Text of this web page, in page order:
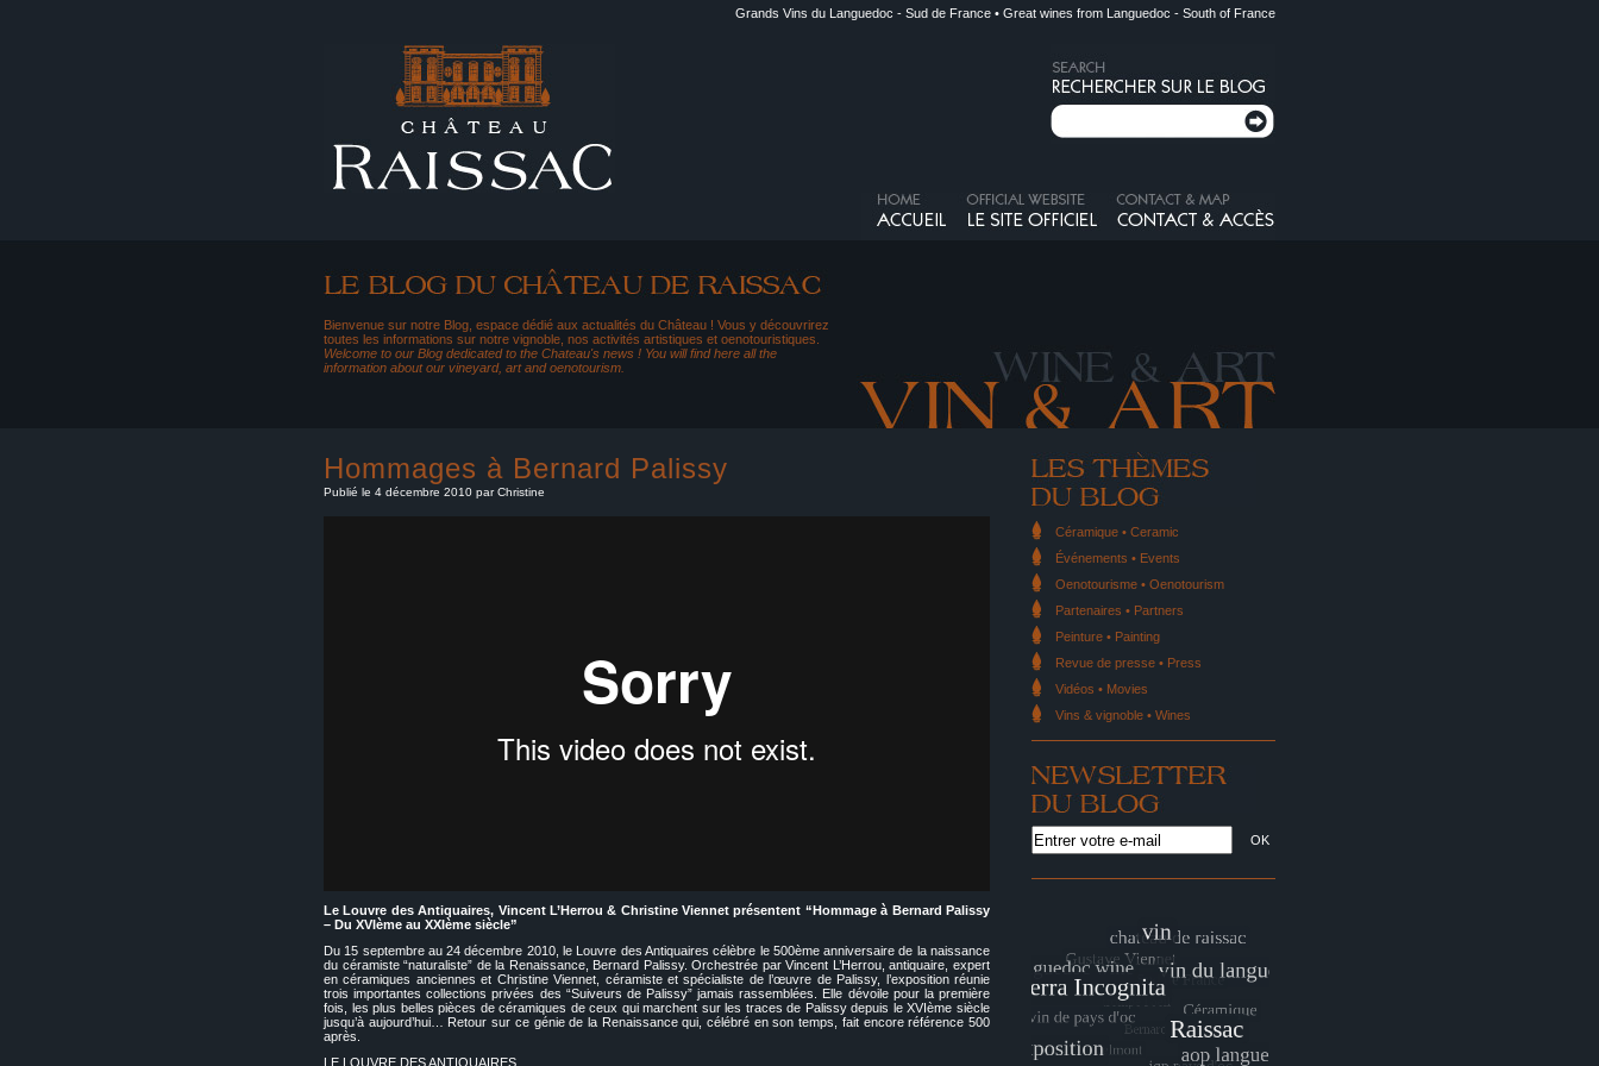
Grands Vins du Languedoc - Sud de France • Great wines from Languedoc - South of France
Bienvenue sur notre Blog, espace dédié aux actualités du Château ! Vous y découvrirez
toutes les informations sur notre vignoble, nos activités artistiques et oenotouristiques.
Welcome to our Blog dedicated to the Chateau's news ! You will find here all the
information about our vineyard, art and oenotourism.
Hommages à Bernard Palissy
Publié le 4 décembre 2010 par Christine
Le Louvre des Antiquaires, Vincent L’Herrou & Christine Viennet présentent “Hommage à Bernard Palissy
– Du XVIème au XXIème siècle”
Du 15 septembre au 24 décembre 2010, le Louvre des Antiquaires célèbre le 500ème anniversaire de la naissance
du céramiste “naturaliste” de la Renaissance, Bernard Palissy. Orchestrée par Vincent L’Herrou, antiquaire, expert
en céramiques anciennes et Christine Viennet, céramiste et spécialiste de l’œuvre de Palissy, l’exposition réunie
trois importantes collections privées des “Suiveurs de Palissy” jamais rassemblées. Elle dévoile pour la première
fois, les plus belles pièces de céramiques de ceux qui marchent sur les traces de Palissy depuis le XVIème siècle
jusqu’à aujourd’hui… Retour sur ce génie de la Renaissance qui, célébré en son temps, fait encore référence 500
après.
LE LOUVRE DES ANTIQUAIRES
Céramique • Ceramic
Événements • Events
Oenotourisme • Oenotourism
Partenaires • Partners
Peinture • Painting
Revue de presse • Press
Vidéos • Movies
Vins & vignoble • Wines